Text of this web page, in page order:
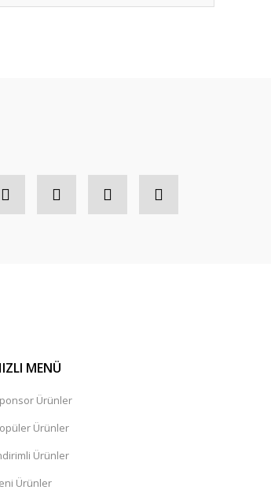
MENÜ
Ürünler
Ürünler
Ürünler
Ürünler